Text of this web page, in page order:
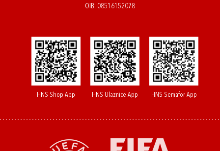
OIB: 08516152078
HNS Shop App HNS Ulaznice App HNS Semafor App